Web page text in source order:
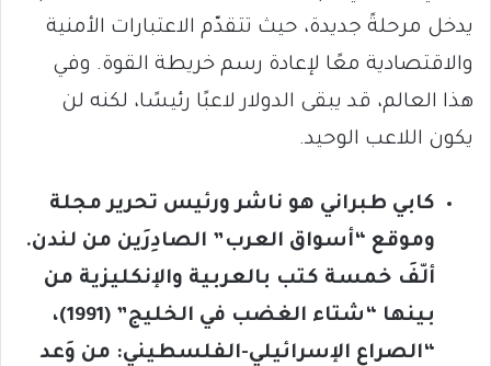
يدخل مرحلةً جديدة، حيث تتقدّم الاعتبارات الأمنية
والاقتصادية معًا لإعادة رسم خريطة القوة. وفي
هذا العالم، قد يبقى الدولار لاعبًا رئيسًا، لكنه لن
يكون اللاعب الوحيد.
كابي طبراني هو ناشر ورئيس تحرير مجلة
وموقع “أسواق العرب” الصادِرَين من لندن.
ألّفَ خمسة كتب بالعربية والإنكليزية من
بينها “شتاء الغضب في الخليج” (1991)،
“الصراع الإسرائيلي-الفلسطيني: من وَعد